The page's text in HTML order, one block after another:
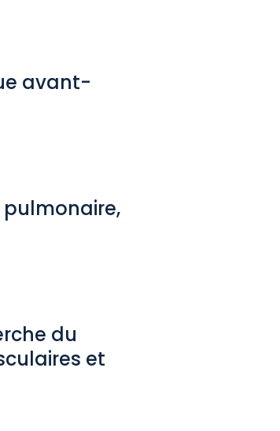
avant-
pulmonaire,
du
et